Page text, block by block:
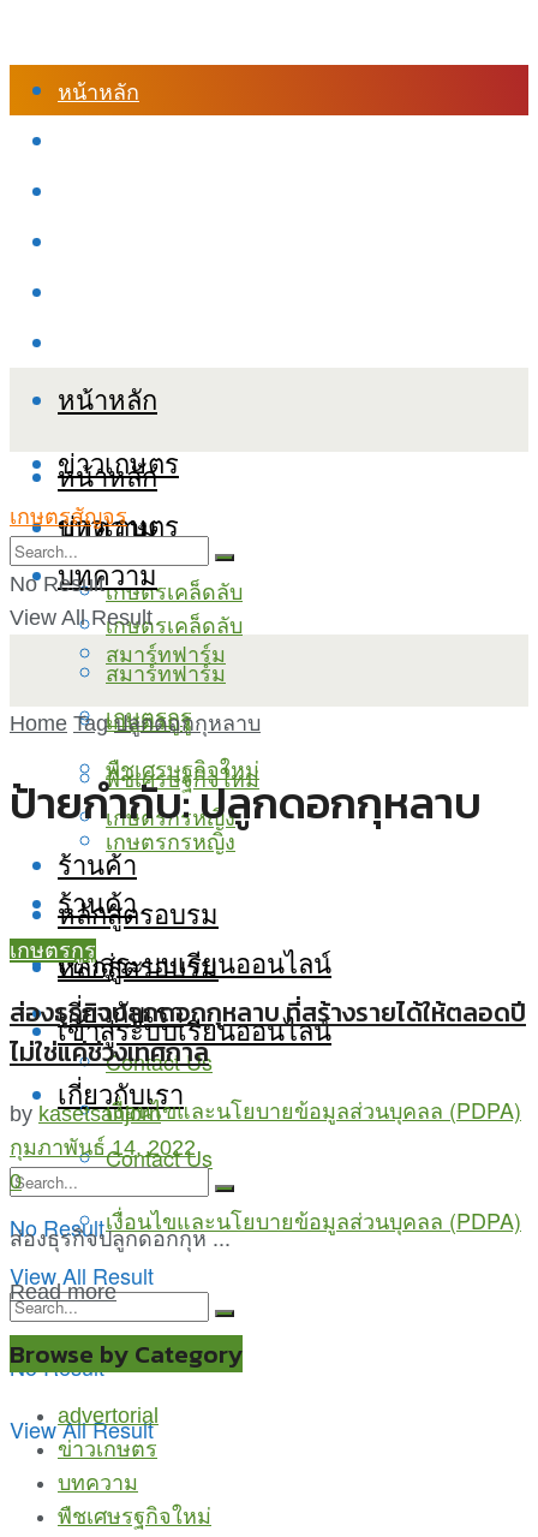
หน้าหลัก
หน้าหลัก
ข่าวเกษตร
บทความ
เกษตรเคล็ดลับ
สมาร์ทฟาร์ม
เกษตรกูรู
พืชเศรษฐกิจใหม่
เกษตรกรหญิง
ร้านค้า
หลักสูตรอบรม
เข้าสู่ระบบเรียนออนไลน์
เกี่ยวกับเรา
Contact Us
เงื่อนไขและนโยบายข้อมูลส่วนบุคลล (PDPA)
No Result
View All Result
หน้าหลัก
ข่าวเกษตร
บทความ
เกษตรเคล็ดลับ
สมาร์ทฟาร์ม
เกษตรกูรู
พืชเศรษฐกิจใหม่
เกษตรกรหญิง
ร้านค้า
หลักสูตรอบรม
เข้าสู่ระบบเรียนออนไลน์
เกี่ยวกับเรา
Contact Us
เงื่อนไขและนโยบายข้อมูลส่วนบุคลล (PDPA)
No Result
View All Result
เกษตรสัญจร
No Result
View All Result
Home Tag ปลูกดอกกุหลาบ
ป้ายกำกับ:ปลูกดอกกุหลาบ
เกษตรกูรู
ส่องธุรกิจปลูกดอกกุหลาบ ที่สร้างรายได้ให้ตลอดปี
ไม่ใช่แค่ช่วงเทศกาล
by kasetsanjorn
กุมภาพันธ์ 14, 2022
0
ส่องธุรกิจปลูกดอกกุห ...
Read more
Browse by Category
advertorial
ข่าวเกษตร
บทความ
พืชเศษรฐกิจใหม่